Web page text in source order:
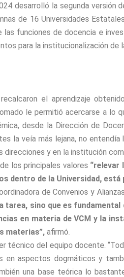
desarrolló la segunda versión
de 16 Universidades
las funciones de docencia e
para la institucionalización de
el aprendizaje
le permitió acercarse a lo
desde la Dirección de
la veía más lejana, no
direcciones y en la institución
los principales valores “relevar
dentro de la Universidad,
de Convenios y
tarea, sino que es
en materia de VCM y la
materias”, afirmó.
técnico del equipo docente.
en aspectos dogmáticos y
una base teórica lo